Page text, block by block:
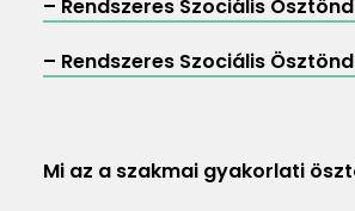
– Rendszeres Szociális
– Rendszeres Szociális
Mi az a szakmai gyakorlati